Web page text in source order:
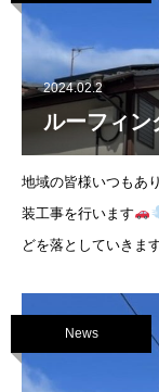
2024.02.2
ルーフィ
地域の皆様いつもあ
装工事を行います
どを落としていきま
News